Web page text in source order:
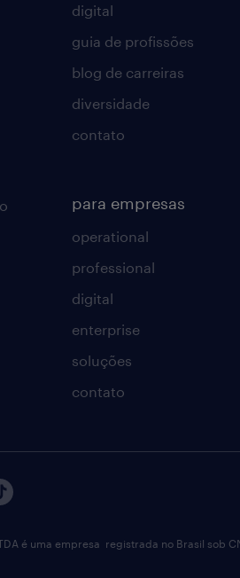
digital
guia de profissões
blog de carreiras
diversidade
contato
para empresas
operational
professional
digital
enterprise
soluções
contato
é uma empresa registrada no Brasil sob